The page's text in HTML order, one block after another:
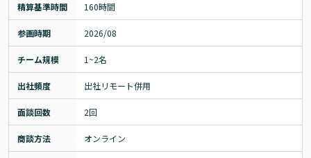
精算基準時間 160時間
参画時期 2026/08
チーム規模 1~2名
出社頻度 出社リモート併用
面談回数 2回
商談方法 オンライン